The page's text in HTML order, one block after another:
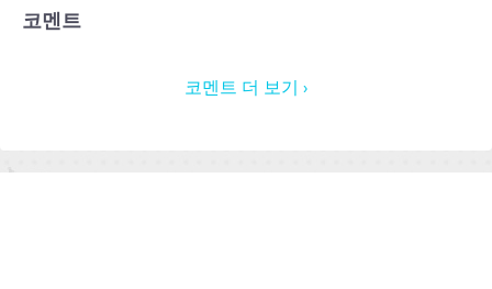
코멘트
코멘트 더 보기 ›